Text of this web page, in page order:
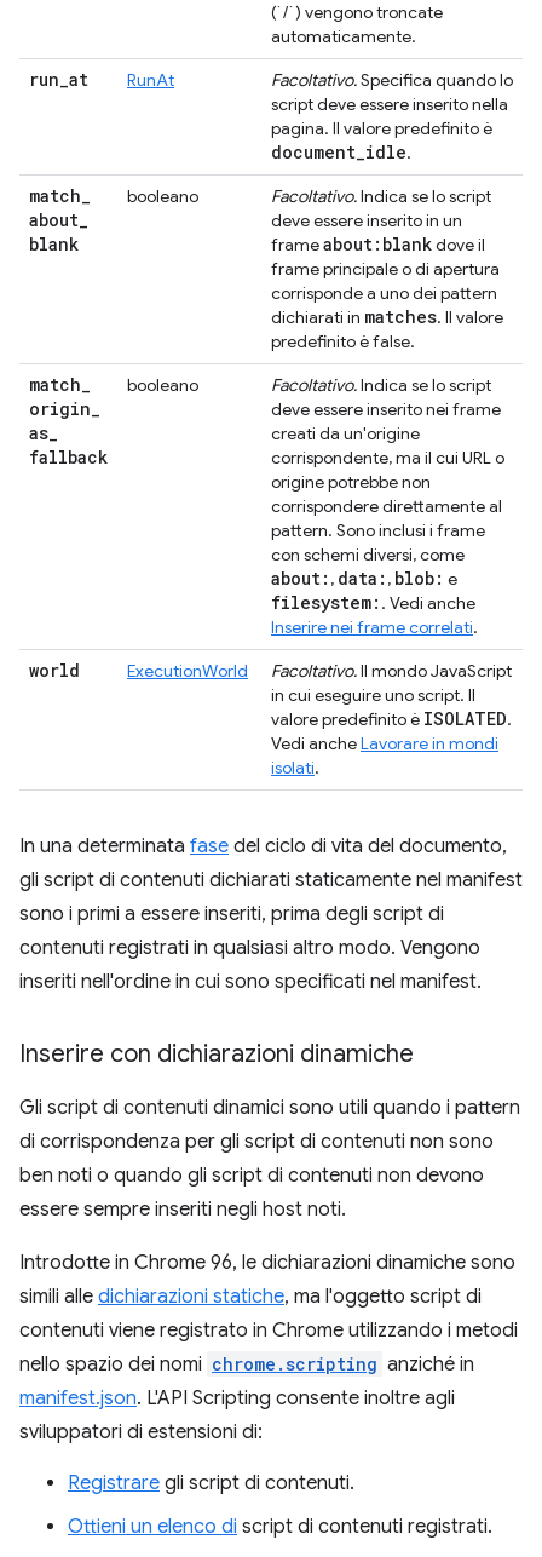
(`/`) vengono troncate
automaticamente.
run_at RunAt Facoltativo.Specifica quando lo
script deve essere inserito nella
pagina. Il valore predefinito è
document_idle.
match_
about_
blank
booleano Facoltativo.Indica se lo script
deve essere inserito in un
frameabout:blankdove il
frame principale o di apertura
corrisponde a uno dei pattern
dichiarati in matches. Il valore
predefinito è false.
match_
origin_
as_
fallback
booleano Facoltativo.Indica se lo script
deve essere inserito nei frame
creati da un'origine
corrispondente, ma il cui URL o
origine potrebbe non
corrispondere direttamente al
pattern. Sono inclusi i frame
con schemi diversi, come
about: , data: , blob: e
filesystem: . Vedi anche
Inserire nei frame correlati.
world ExecutionWorld Facoltativo.Il mondo JavaScript
in cui eseguire uno script. Il
valore predefinito è ISOLATED.
Vedi ancheLavorare in mondi
isolati.
In una determinata fase del ciclo di vita del documento,
gli script di contenuti dichiarati staticamente nel manifest
sono i primi a essere inseriti, prima degli script di
contenuti registrati in qualsiasi altro modo. Vengono
inseriti nell'ordine in cui sono specificati nel manifest.
Inserire con dichiarazioni dinamiche
Gli script di contenuti dinamici sono utili quando i pattern
di corrispondenza per gli script di contenuti non sono
ben noti o quando gli script di contenuti non devono
essere sempre inseriti negli host noti.
Introdotte in Chrome 96, le dichiarazioni dinamiche sono
simili alle dichiarazioni statiche, ma l'oggetto script di
contenuti viene registrato in Chrome utilizzando i metodi
nello spazio dei nomi chrome.scripting anziché in
manifest.json. L'API Scripting consente inoltre agli
sviluppatori di estensioni di:
Registrare gli script di contenuti.
Ottieni un elenco di script di contenuti registrati.